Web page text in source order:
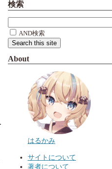
検索
AND検索
About
はるかみ
サイトについて
著者について